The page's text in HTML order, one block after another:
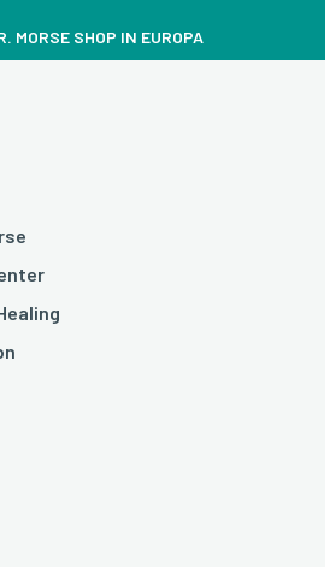
MORSE SHOP IN EUROPA